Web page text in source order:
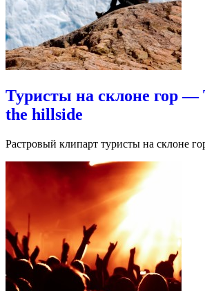
Туристы на склоне гор —
the hillside
Растровый клипарт туристы на склоне